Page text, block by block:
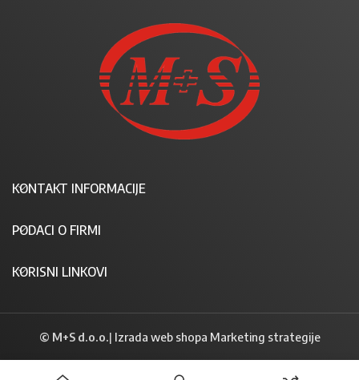
KONTAKT INFORMACIJE
PODACI O FIRMI
KORISNI LINKOVI
© M+S d.o.o.| Izrada web shopa Marketing strategije